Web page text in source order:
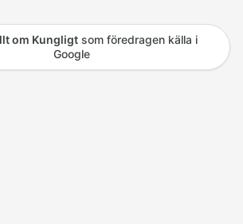
om Kungligtsom föredragen källa i
Google